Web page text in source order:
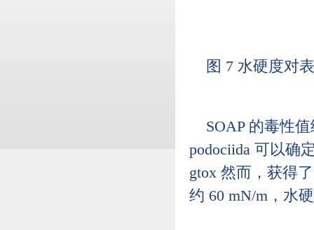
图 7 水硬度对
SOAP 的毒性
podociida 可以确
gtox 然而，获得
约 60 mN/m，水